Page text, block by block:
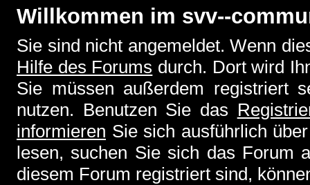
Willkommen im svv--
Sie sind nicht angemeldet. Wenn
Hilfe des Forums durch. Dort wird
Sie müssen außerdem registriert
nutzen. Benutzen Sie das
informieren Sie sich ausführlich
lesen, suchen Sie sich das Forum
diesem Forum registriert sind,